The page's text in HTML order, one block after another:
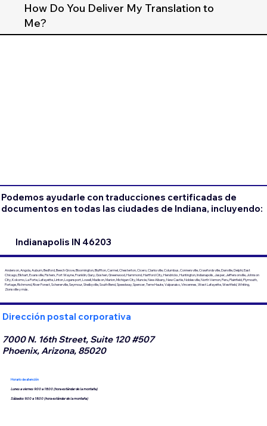
How Do You Deliver My Translation to
Me?
Podemos ayudarle con traducciones certificadas de
documentos en todas las ciudades de Indiana, incluyendo:
Indianapolis IN 46203
Anderson, Angola, Auburn, Bedford, Beech Grove, Bloomington, Bluffton, Carmel, Chesterton, Cicero, Clarksville, Columbus, Connersville, Crawfordsville, Danville, Delphi, East
Chicago, Elkhart, Evansville, Fishers, Fort Wayne, Franklin, Gary, Goshen, Greenwood, Hammond, Hartford City, Hendricks, Huntington, Indianapolis, Jasper, Jeffersonville, Johnson
City, Kokomo, La Porte, Lafayette, Linton, Logansport, Lowell, Madison, Marion, Michigan City, Muncie, New Albany, New Castle, Noblesville, North Vernon, Peru, Plainfield, Plymouth,
Portage, Richmond, River Forest, Schererville, Seymour, Shelbyville, South Bend, Speedway, Spencer, Terre Haute, Valparaiso, Vincennes, West Lafayette, Westfield, Whiting,
Zionsville y más.
Dirección postal corporativa
7000 N. 16th Street, Suite 120 #507
Phoenix, Arizona, 85020
Horario de atención
Lunes a viernes 9:00 a 18:00 (hora estándar de la montaña)
Sábados 9:00 a 18:00 (hora estándar de la montaña)